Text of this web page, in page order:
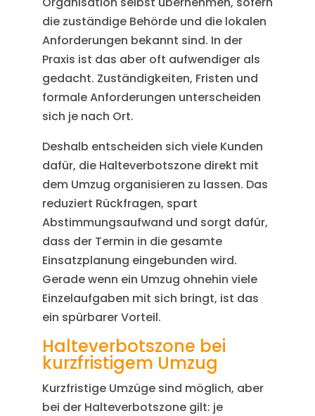
die zuständige Behörde und die lokalen
Anforderungen bekannt sind. In der
Praxis ist das aber oft aufwendiger als
gedacht. Zuständigkeiten, Fristen und
formale Anforderungen unterscheiden
sich je nach Ort.
Deshalb entscheiden sich viele Kunden
dafür, die Halteverbotszone direkt mit
dem Umzug organisieren zu lassen. Das
reduziert Rückfragen, spart
Abstimmungsaufwand und sorgt dafür,
dass der Termin in die gesamte
Einsatzplanung eingebunden wird.
Gerade wenn ein Umzug ohnehin viele
Einzelaufgaben mit sich bringt, ist das
ein spürbarer Vorteil.
Halteverbotszone bei
kurzfristigem Umzug
Kurzfristige Umzüge sind möglich, aber
bei der Halteverbotszone gilt: je